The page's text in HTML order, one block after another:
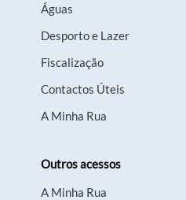
Águas
Desporto e Lazer
Fiscalização
Contactos Úteis
A Minha Rua
Outros acessos
A Minha Rua